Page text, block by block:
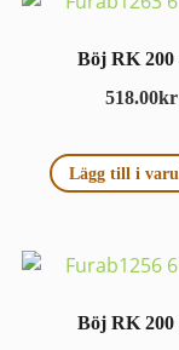
Böj RK 200
518.00kr
Lägg till i
Böj RK 200